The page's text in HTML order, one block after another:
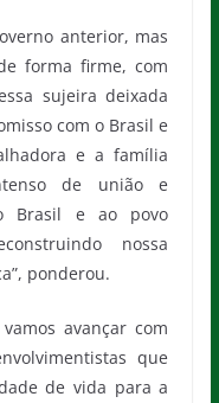
anterior, mas
forma firme, com
sujeira deixada
com o Brasil e
e a família
de união e
Brasil e ao povo
nossa
ponderou.
avançar com
que
de vida para a